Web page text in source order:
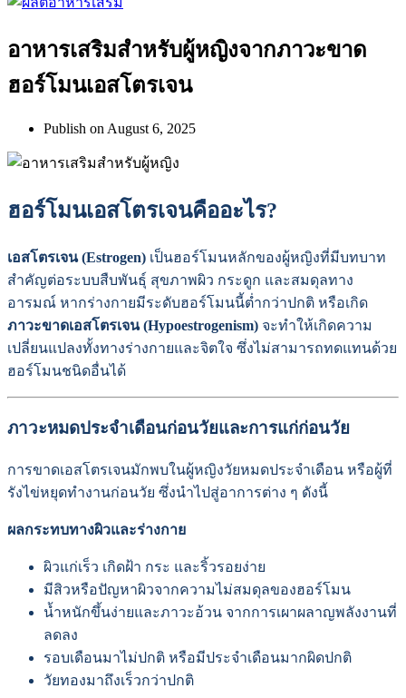
อาหารเสริมสำหรับผู้หญิงจากภาวะขาด
ฮอร์โมนเอสโตรเจน
Publish on August 6, 2025
ฮอร์โมนเอสโตรเจนคืออะไร?
เอสโตรเจน (Estrogen) เป็นฮอร์โมนหลักของผู้หญิงที่มีบทบาท
สำคัญต่อระบบสืบพันธุ์ สุขภาพผิว กระดูก และสมดุลทาง
อารมณ์ หากร่างกายมีระดับฮอร์โมนนี้ต่ำกว่าปกติ หรือเกิด
ภาวะขาดเอสโตรเจน (Hypoestrogenism) จะทำให้เกิดความ
เปลี่ยนแปลงทั้งทางร่างกายและจิตใจ ซึ่งไม่สามารถทดแทนด้วย
ฮอร์โมนชนิดอื่นได้
ภาวะหมดประจำเดือนก่อนวัยและการแก่ก่อนวัย
การขาดเอสโตรเจนมักพบในผู้หญิงวัยหมดประจำเดือน หรือผู้ที่
รังไข่หยุดทำงานก่อนวัย ซึ่งนำไปสู่อาการต่าง ๆ ดังนี้
ผลกระทบทางผิวและร่างกาย
ผิวแก่เร็ว เกิดฝ้า กระ และริ้วรอยง่าย
มีสิวหรือปัญหาผิวจากความไม่สมดุลของฮอร์โมน
น้ำหนักขึ้นง่ายและภาวะอ้วน จากการเผาผลาญพลังงานที่
ลดลง
รอบเดือนมาไม่ปกติ หรือมีประจำเดือนมากผิดปกติ
วัยทองมาถึงเร็วกว่าปกติ